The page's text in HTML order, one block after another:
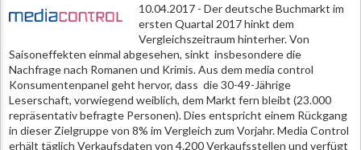
10.04.2017 - Der deutsche Buchmarkt im
ersten Quartal 2017 hinkt dem
Vergleichszeitraum hinterher. Von
Saisoneffekten einmal abgesehen, sinkt insbesondere die
Nachfrage nach Romanen und Krimis. Aus dem media control
Konsumentenpanel geht hervor, dass die 30-49-Jährige
Leserschaft, vorwiegend weiblich, dem Markt fern bleibt (23.000
repräsentativ befragte Personen). Dies entspricht einem Rückgang
in dieser Zielgruppe von 8% im Vergleich zum Vorjahr. Media Control
erhält täglich Verkaufsdaten von 4.200 Verkaufsstellen und verfügt